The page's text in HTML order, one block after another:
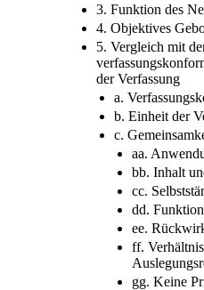
3. Funktion des
4. Objektives
5. Vergleich mit
der Verfassung
a.
b. Einheit der
c.
aa.
bb. Inhalt
cc.
dd.
ee.
ff.
gg. Keine